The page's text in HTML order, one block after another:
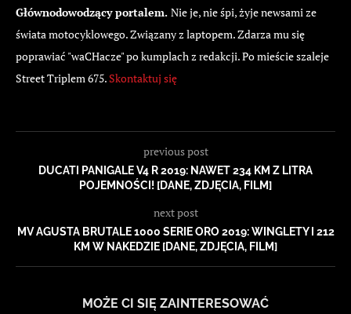
Głównodowodzący portalem. Nie je, nie śpi, żyje newsami ze
świata motocyklowego. Związany z laptopem. Zdarza mu się
poprawiać "waCHacze" po kumplach z redakcji. Po mieście szaleje
Street Triplem 675. Skontaktuj się
previous post
DUCATI PANIGALE V4 R 2019: NAWET 234 KM Z LITRA
POJEMNOŚCI! [DANE, ZDJĘCIA, FILM]
next post
MV AGUSTA BRUTALE 1000 SERIE ORO 2019: WINGLETY I 212
KM W NAKEDZIE [DANE, ZDJĘCIA, FILM]
MOŻE CI SIĘ ZAINTERESOWAĆ